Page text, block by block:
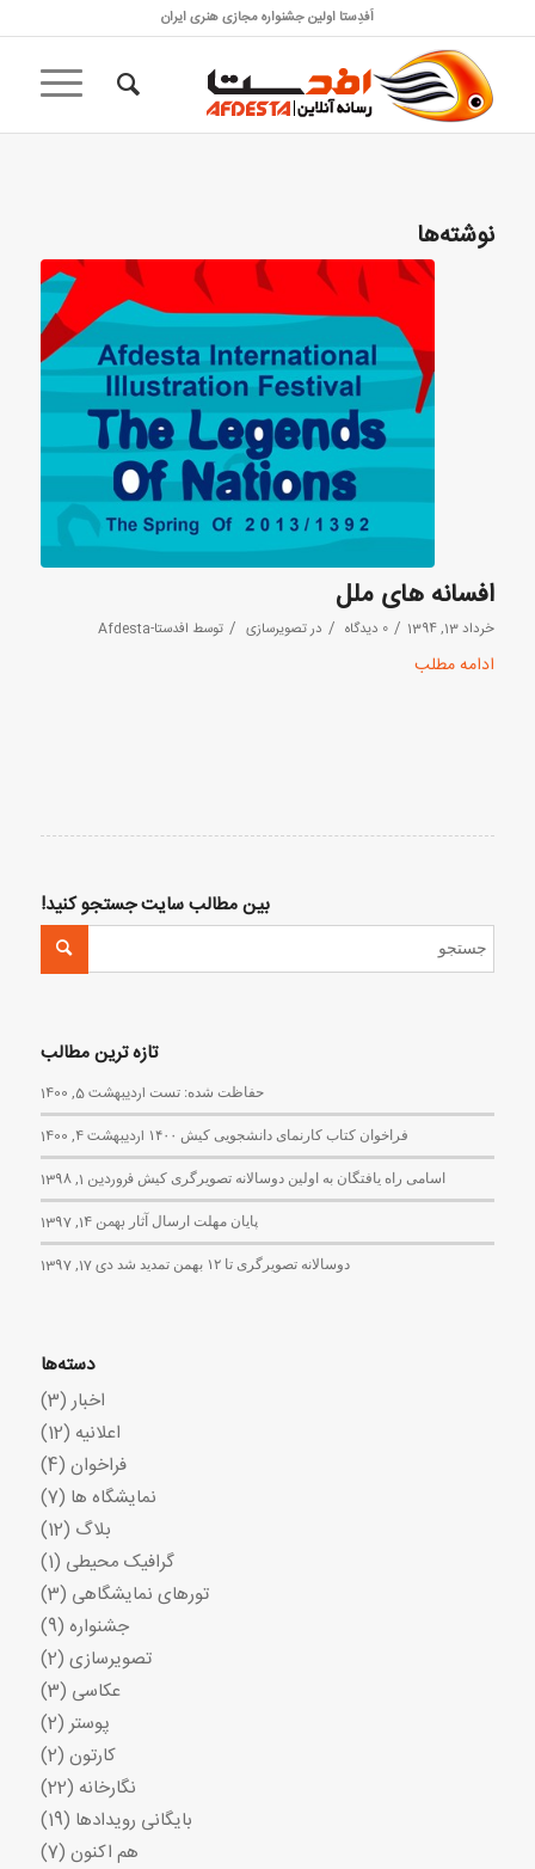
اَفدِستا اولین جشنواره مجازی هنری ایران
نوشته‌ها
افسانه های ملل
خرداد 13, 1394 / 0 دیدگاه / در تصویرسازی / توسط افدستا-Afdesta
ادامه مطلب
بین مطالب سایت جستجو کنید!
تازه ترین مطالب
حفاظت شده: تست اردیبهشت 5, 1400
فراخوان کتاب کارنمای دانشجویی کیش ۱۴۰۰ اردیبهشت 4, 1400
اسامی راه یافتگان به اولین دوسالانه تصویرگری کیش فروردین 1, 1398
پایان مهلت ارسال آثار بهمن 14, 1397
دوسالانه تصویرگری تا ۱۲ بهمن تمدید شد دی 17, 1397
دسته‌ها
اخبار (3)
اعلانیه (12)
فراخوان (4)
نمایشگاه ها (7)
بلاگ (12)
گرافیک محیطی (1)
تورهای نمایشگاهی (3)
جشنواره (9)
تصویرسازی (2)
عکاسی (3)
پوستر (2)
کارتون (2)
نگارخانه (22)
بایگانی رویدادها (19)
هم اکنون (7)